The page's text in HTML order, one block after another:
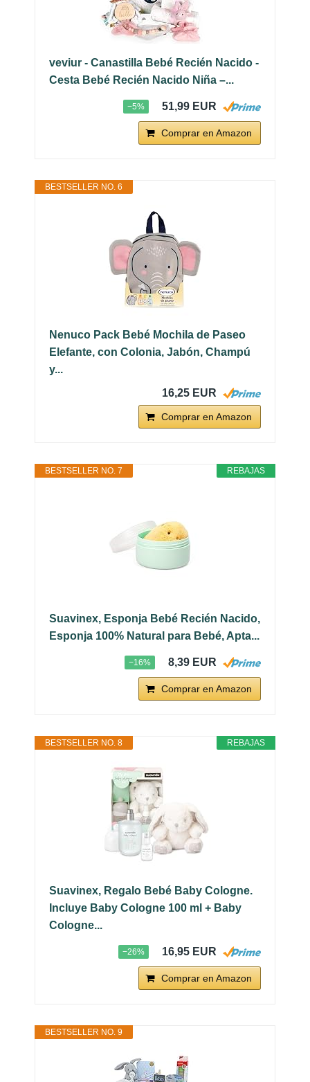
veviur - Canastilla Bebé Recién Nacido -
Cesta Bebé Recién Nacido Niña –...
−5% 51,99 EUR
Comprar en Amazon
BESTSELLER NO. 6
Nenuco Pack Bebé Mochila de Paseo
Elefante, con Colonia, Jabón, Champú
y...
16,25 EUR
Comprar en Amazon
REBAJAS
BESTSELLER NO. 7
Suavinex, Esponja Bebé Recién Nacido,
Esponja 100% Natural para Bebé, Apta...
−16% 8,39 EUR
Comprar en Amazon
REBAJAS
BESTSELLER NO. 8
Suavinex, Regalo Bebé Baby Cologne.
Incluye Baby Cologne 100 ml + Baby
Cologne...
−26% 16,95 EUR
Comprar en Amazon
BESTSELLER NO. 9